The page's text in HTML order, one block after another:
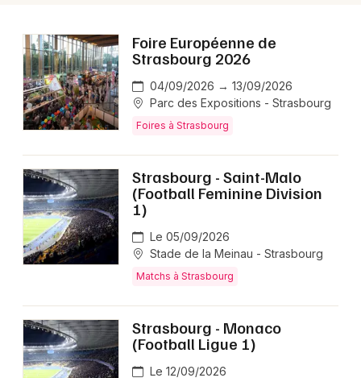
Foire Européenne de
Strasbourg 2026
04/09/2026 → 13/09/2026
Parc des Expositions - Strasbourg
Foires à Strasbourg
Strasbourg - Saint-Malo
(Football Feminine Division
1)
Le 05/09/2026
Stade de la Meinau - Strasbourg
Matchs à Strasbourg
Strasbourg - Monaco
(Football Ligue 1)
Le 12/09/2026